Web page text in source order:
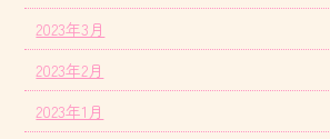
2023年3月
2023年2月
2023年1月